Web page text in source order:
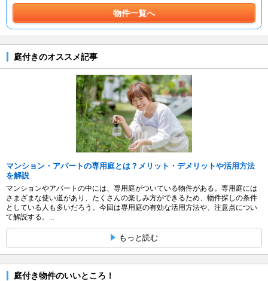
物件一覧へ
庭付きのオススメ記事
マンション・アパートの専用庭とは？メリット・デメリットや活用方法
を解説
マンションやアパートの中には、専用庭がついている物件がある。専用庭には
さまざまな使い道があり、たくさんの楽しみ方ができるため、物件探しの条件
としている人も多いだろう。今回は専用庭の有効な活用方法や、注意点につい
て解説する。...
もっと読む
庭付き物件のいいところ！